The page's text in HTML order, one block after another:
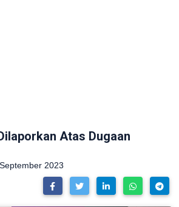
Atas Dugaan
2023